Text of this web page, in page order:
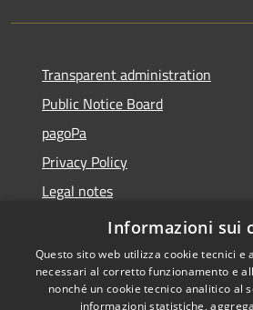
Transparent administration
Public Notice Board
pagoPa
Privacy Policy
Legal notes
Accessibility Statement
Informazioni sui
Questo sito web utilizza cookie tecnici
necessari al corretto funzionamento e
nonché un cookie tecnico analitico al
informazioni statistiche,